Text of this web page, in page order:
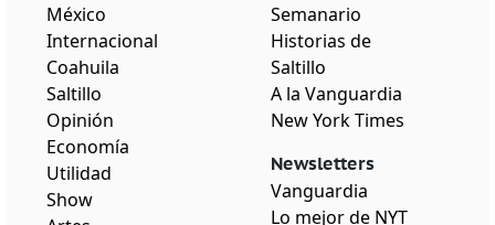
México
Internacional
Coahuila
Saltillo
Opinión
Economía
Utilidad
Show
Semanario
Historias de
Saltillo
A la Vanguardia
New York Times
Newsletters
Vanguardia
Lo mejor de NYT